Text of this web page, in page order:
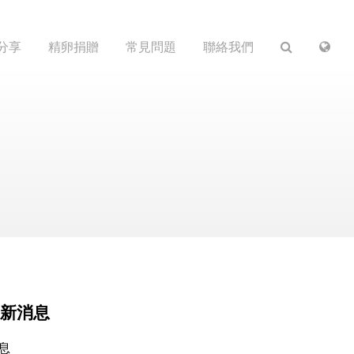
享 精卵捐贈 常見問題 聯絡我們
消息